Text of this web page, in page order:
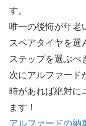
す。
唯一の後悔が年老
スペアタイヤを選
ステップを選ぶべ
次にアルファード
時があれば絶対に
ます！
アルファードの納